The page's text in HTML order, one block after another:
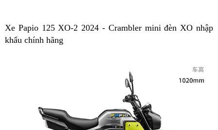
Xe Papio 125 XO-2 2024 - Crambler mini đèn XO nhập
khẩu chính hãng